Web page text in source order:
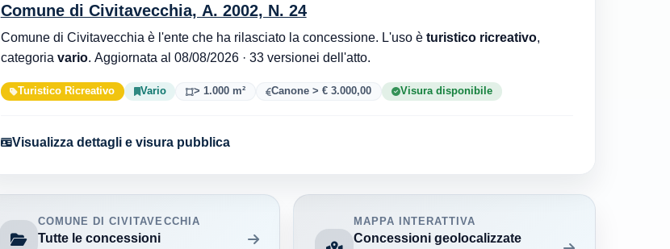
Comune di Civitavecchia, A. 2002, N. 24
Comune di Civitavecchia è l'ente che ha rilasciato la concessione. L'uso è turistico ricreativo,
categoria vario . Aggiornata al 08/08/2026 · 33 versionei dell'atto.
Turistico Ricreativo Vario > 1.000 m² Canone > € 3.000,00 Visura disponibile
Visualizza dettagli e visura pubblica
COMUNE DI CIVITAVECCHIA
Tutte le concessioni
MAPPA INTERATTIVA
Concessioni geolocalizzate